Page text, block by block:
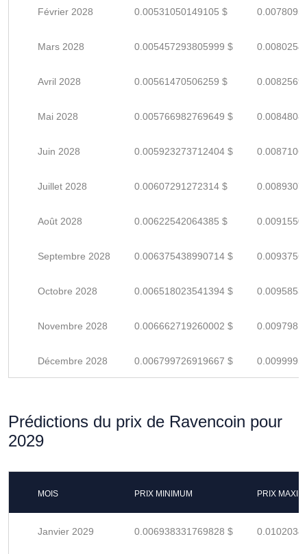
Février 2028 0.00531050149105 $
Mars 2028 0.005457293805999 $
Avril 2028 0.00561470506259 $
Mai 2028 0.005766982769649 $
Juin 2028 0.005923273712404 $
Juillet 2028 0.00607291272314 $
Août 2028 0.00622542064385 $
Septembre 2028 0.006375438990714 $
Octobre 2028 0.006518023541394 $
Novembre 2028 0.006662719260002 $
Décembre 2028 0.006799726919667 $
Prédictions du prix de Ravencoin pour
2029
MOIS PRIX MINIMUM PRIX
Janvier 2029 0.006938331769828 $